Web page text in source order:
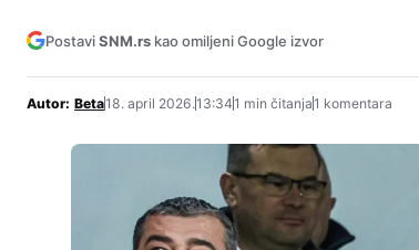
PostaviSNM.rs kao omiljeni Google izvor
Autor: Beta18. april 2026.13:341 min čitanja1 komentara